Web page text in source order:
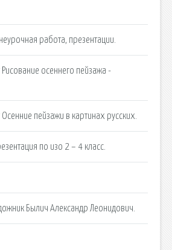
работа, презентации.
Рисование осеннего пейзажа -
Осенние пейзажи в картинах русских.
по изо 2 – 4 класс.
Былич Александр Леонидович.